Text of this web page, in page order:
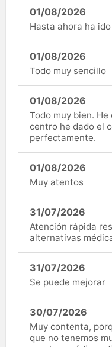
01/08/2026
Hasta ahora ha
01/08/2026
Todo muy sencillo
01/08/2026
Todo muy bien.
centro he dado el
perfectamente.
01/08/2026
Muy atentos
31/07/2026
Atención rápida
alternativas
31/07/2026
Se puede mejorar
30/07/2026
Muy contenta,
que no tenemos